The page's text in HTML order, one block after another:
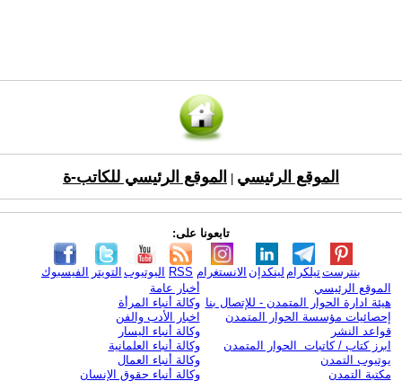
الموقع الرئيسي الموقع الرئيسي للكاتب-ة
تابعونا على:
الفيسبوك التويتر اليوتيوب RSS الانستغرام لينكدإن تيلكرامبنترست
الموقع الرئيسي
هيئة ادارة الحوار المتمدن - للإتصال بنا
إحصائيات مؤسسة الحوار المتمدن
قواعد النشر
ابرز كتاب / كاتبات الحوار المتمدن
يوتيوب التمدن
مكتبة التمدن
أخبار عامة
وكالة أنباء المرأة
اخبار الأدب والفن
وكالة أنباء اليسار
وكالة أنباء العلمانية
وكالة أنباء العمال
وكالة أنباء حقوق الإنسان